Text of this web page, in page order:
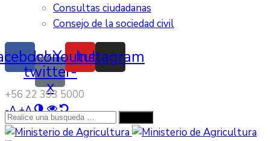
Consultas ciudadanas
Consejo de la sociedad civil
Icon-
twitter-
x
Youtube
Instagram
‭+56 22 393 5000‬
-A+A